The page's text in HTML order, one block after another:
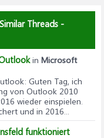
Threads -
in Microsoft
: Guten Tag, ich
von Outlook 2010
wieder einspielen.
und in 2016...
funktioniert